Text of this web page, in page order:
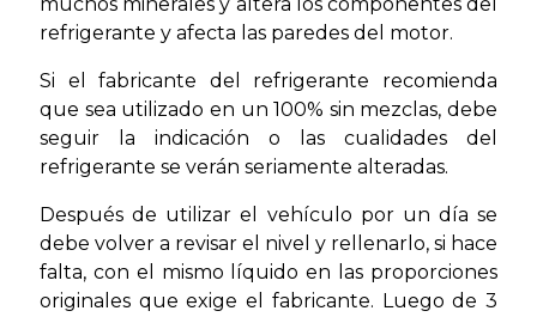
muchos minerales y altera los componentes del
refrigerante y afecta las paredes del motor.
Si el fabricante del refrigerante recomienda
que sea utilizado en un 100% sin mezclas, debe
seguir la indicación o las cualidades del
refrigerante se verán seriamente alteradas.
Después de utilizar el vehículo por un día se
debe volver a revisar el nivel y rellenarlo, si hace
falta, con el mismo líquido en las proporciones
originales que exige el fabricante. Luego de 3